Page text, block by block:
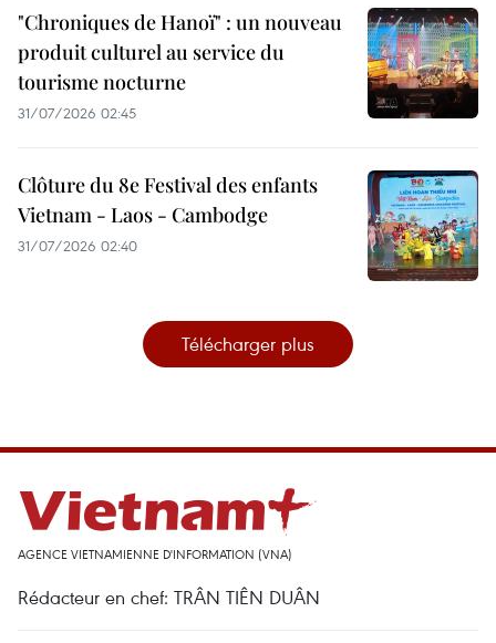
"Chroniques de Hanoï" : un nouveau
produit culturel au service du
tourisme nocturne
31/07/2026 02:45
Clôture du 8e Festival des enfants
Vietnam - Laos - Cambodge
31/07/2026 02:40
Télécharger plus
AGENCE VIETNAMIENNE D'INFORMATION (VNA)
Rédacteur en chef: TRÂN TIÊN DUÂN